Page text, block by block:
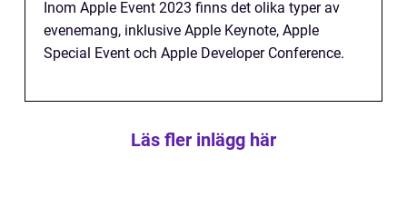
Inom Apple Event 2023 finns det olika typer av
evenemang, inklusive Apple Keynote, Apple
Special Event och Apple Developer Conference.
Läs fler inlägg här